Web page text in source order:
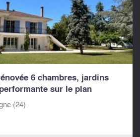
6 chambres, jardins
sur le plan
(24)